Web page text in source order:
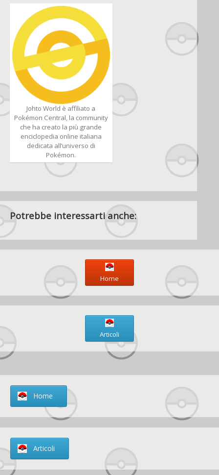
Johto World è affiliato a
Pokémon Central, la community
che ha creato la più grande
enciclopedia online italiana
dedicata all’universo di
Pokémon.
Potrebbe interessarti anche:
Home
Articoli
Home
Articoli